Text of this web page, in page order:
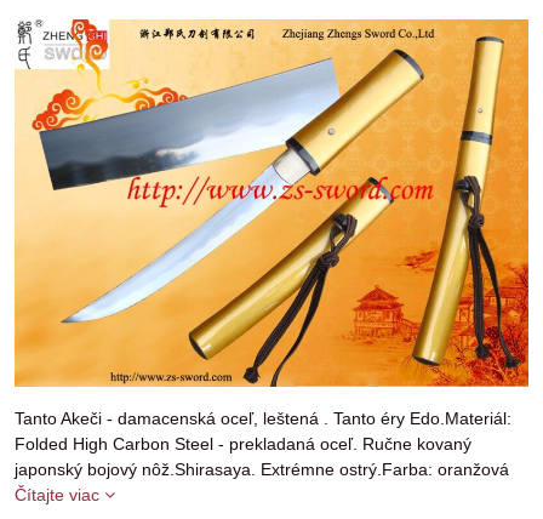
Tanto Akeči - damacenská oceľ, leštená . Tanto éry Edo.Materiál:
Folded High Carbon Steel - prekladaná oceľ. Ručne kovaný
japonský bojový nôž.Shirasaya. Extrémne ostrý.Farba: oranžová
Čítajte viac